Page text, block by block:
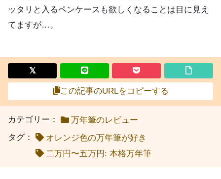
ッタリと入るペンケースも欲しくなることは目に見え
てますが…。
この記事のURLをコピーする
カテゴリー：
万年筆のレビュー
タグ：
オレンジ色の万年筆が好き
二万円〜五万円: 本格万年筆